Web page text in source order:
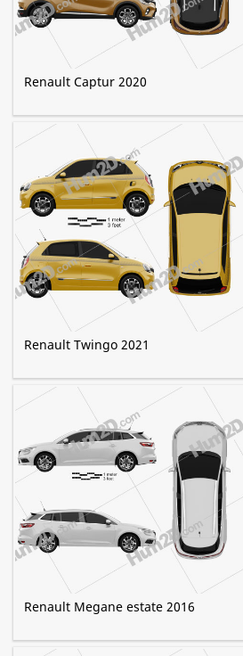
Renault Captur 2020
Renault Twingo 2021
Renault Megane estate 2016